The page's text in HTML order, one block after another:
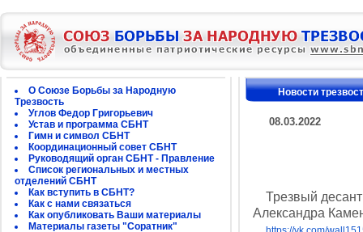
О Союзе Борьбы за Народную
Трезвость
Углов Федор Григорьевич
Устав и программа СБНТ
Гимн и символ СБНТ
Координационный совет СБНТ
Руководящий орган СБНТ - Правление
Список региональных и местных
отделений СБНТ
Как вступить в СБНТ?
Как с нами связаться
Как опубликовать Ваши материалы
Материалы газеты "Соратник"
Новости
08.03.2022
Трезвый десант
Александра